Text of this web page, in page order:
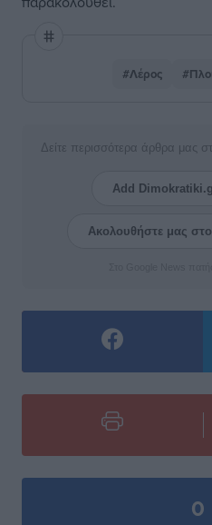
#Λέρος
Δείτε περισσότερα άρθρα μας
Add
Ακολουθήστε μας
0